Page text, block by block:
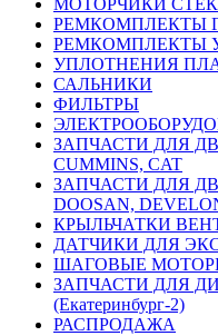
МОТОРЧИКИ
РЕМКОМПЛЕКТЫ
РЕМКОМПЛЕКТЫ
УПЛОТНЕНИЯ
САЛЬНИКИ
ФИЛЬТРЫ
ЗАПЧАСТИ ДЛЯ
CUMMINS, CAT
ЗАПЧАСТИ ДЛЯ
DOOSAN,
КРЫЛЬЧАТКИ
ДАТЧИКИ ДЛЯ
ШАГОВЫЕ
ЗАПЧАСТИ ДЛЯ
(Екатеринбург-2)
РАСПРОДАЖА